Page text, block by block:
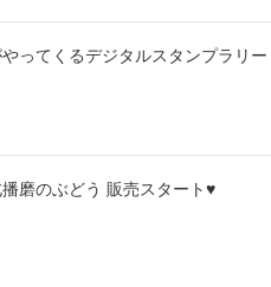
ってくるデジタルスタンプラリ
磨のぶどう 販売スタート♥